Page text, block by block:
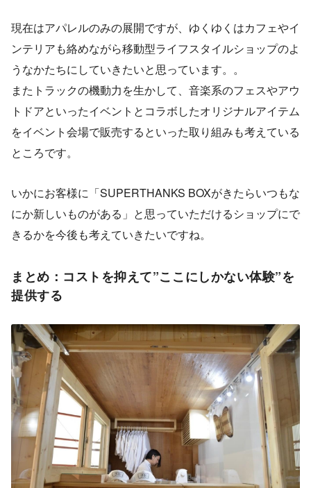
現在はアパレルのみの展開ですが、ゆくゆくはカフェやイ
ンテリアも絡めながら移動型ライフスタイルショップのよ
うなかたちにしていきたいと思っています。。
またトラックの機動力を生かして、音楽系のフェスやアウ
トドアといったイベントとコラボしたオリジナルアイテム
をイベント会場で販売するといった取り組みも考えている
ところです。
いかにお客様に「SUPERTHANKS BOXがきたらいつもな
にか新しいものがある」と思っていただけるショップにで
きるかを今後も考えていきたいですね。
まとめ：コストを抑えて”ここにしかない体験”を
提供する